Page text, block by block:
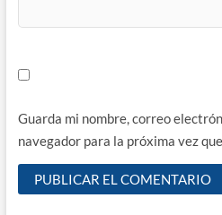
Guarda mi nombre, correo
navegador para la próxima vez